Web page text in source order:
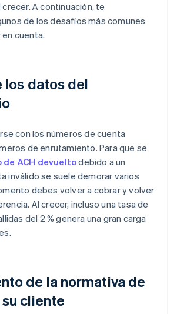
A continuación, te
de los desafíos más comunes
cuenta.
los datos del
con los números de cuenta
de enrutamiento. Para que se
de ACH devueltodebido a un
inválido se suele demorar varios
debes volver a cobrar y volver
Al crecer, incluso una tasa de
del 2 % genera una gran carga
de la normativa de
cliente